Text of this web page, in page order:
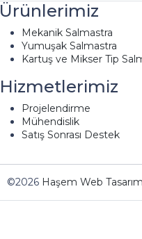
Ürünlerimiz
Mekanik Salmastra
Yumuşak Salmastra
Kartuş ve Mikser Tip
Hizmetlerimiz
Projelendirme
Mühendislik
Satış Sonrası Destek
©2026 Haşem Web Tasarım